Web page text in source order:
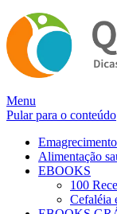
Alternar
navegação
Menu
Pular para o conteúdo
Emagrecimento
Alimentação
EBOOKS
100
Cefaléia